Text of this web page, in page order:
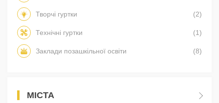
Творчі гуртки (2)
Технічні гуртки (1)
Заклади позашкільної освіти (8)
МІСТА